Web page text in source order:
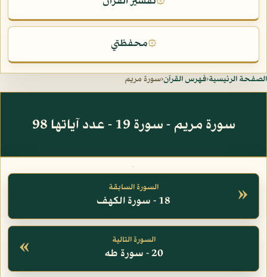
۞محفظتي
الصفحة الرئيسية‹فهرس القرآن‹سورة مريم
سورة مريم - سورة 19 - عدد آياتها 98
» السورة السابقة
18 - سورة الكهف
« السورة التالية
20 - سورة طه